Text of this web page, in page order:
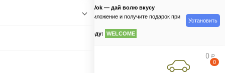
PizzaSushiWok — дай волю вкусу
Скачайте приложение и получите подарок при
по промокоду: WELCOME
Установить
0 руб
0